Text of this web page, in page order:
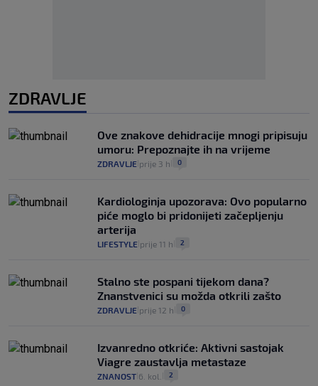
ZDRAVLJE
Ove znakove dehidracije mnogi pripisuju
umoru: Prepoznajte ih na vrijeme
ZDRAVLJE prije 3 h 0
Kardiologinja upozorava: Ovo popularno
piće moglo bi pridonijeti začepljenju
arterija
LIFESTYLE prije 11 h 2
Stalno ste pospani tijekom dana?
Znanstvenici su možda otkrili zašto
ZDRAVLJE prije 12 h 0
Izvanredno otkriće: Aktivni sastojak
Viagre zaustavlja metastaze
ZNANOST 6. kol. 2